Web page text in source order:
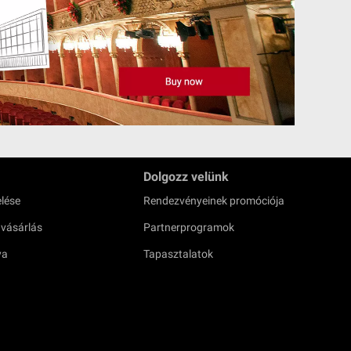
Dolgozz velünk
Rendezvényeinek promóciója
Partnerprogramok
Tapasztalatok